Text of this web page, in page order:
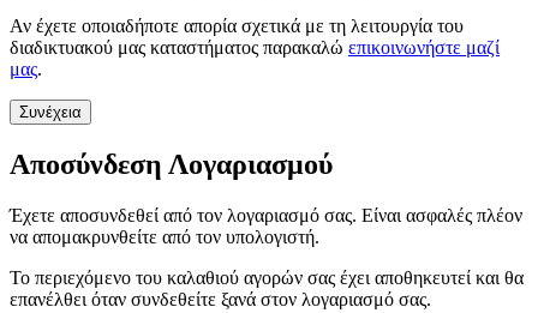
Αν έχετε οποιαδήποτε απορία σχετικά με τη λειτουργία του
διαδικτυακού μας καταστήματος παρακαλώ επικοινωνήστε μαζί
μας.
Συνέχεια
Αποσύνδεση Λογαριασμού
Έχετε αποσυνδεθεί από τον λογαριασμό σας. Είναι ασφαλές πλέον
να απομακρυνθείτε από τον υπολογιστή.
Το περιεχόμενο του καλαθιού αγορών σας έχει αποθηκευτεί και θα
επανέλθει όταν συνδεθείτε ξανά στον λογαριασμό σας.